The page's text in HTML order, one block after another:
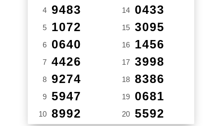
4 9483
5 1072
6 0640
7 4426
8 9274
9 5947
10 8992
14 0433
15 3095
16 1456
17 3998
18 8386
19 0681
20 5592